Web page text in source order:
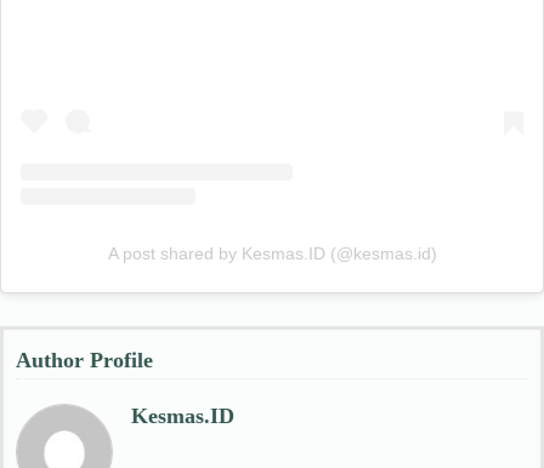
A post shared by Kesmas.ID (@kesmas.id)
Author Profile
Kesmas.ID